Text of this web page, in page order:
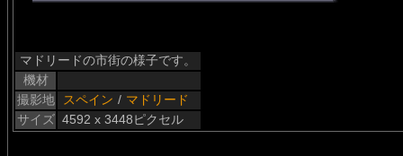
マドリードの市街の様子です。
機材
撮影地
スペイン / マドリード
サイズ 4592 x 3448ピクセル